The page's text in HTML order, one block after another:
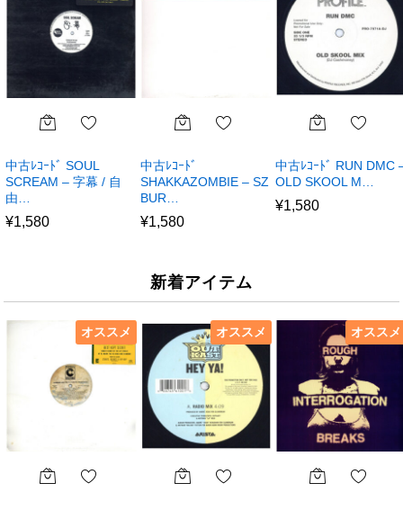
中古ﾚｺｰﾄﾞ SOUL
SCREAM – 字幕 / 自
由…
¥1,580
中古ﾚｺｰﾄﾞ
SHAKKAZOMBIE – SZ
BUR…
¥1,580
中古ﾚｺｰﾄﾞ RUN DMC
OLD SKOOL M…
¥1,580
新着アイテム
オススメ オススメ オススメ